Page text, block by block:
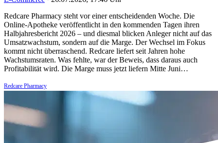
Redcare Pharmacy steht vor einer entscheidenden Woche. Die
Online-Apotheke veröffentlicht in den kommenden Tagen ihren
Halbjahresbericht 2026 – und diesmal blicken Anleger nicht auf das
Umsatzwachstum, sondern auf die Marge. Der Wechsel im Fokus
kommt nicht überraschend. Redcare liefert seit Jahren hohe
Wachstumsraten. Was fehlte, war der Beweis, dass daraus auch
Profitabilität wird. Die Marge muss jetzt liefern Mitte Juni…
Redcare Pharmacy